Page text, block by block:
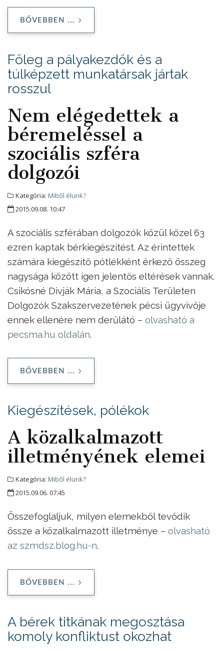
BŐVEBBEN ...
Főleg a pályakezdők és a
túlképzett munkatársak jártak
rosszul
Nem elégedettek a
béremeléssel a
szociális szféra
dolgozói
Kategória: Miből élünk?
2015.09.08. 10:47
A szociális szférában dolgozók közül közel 63
ezren kaptak bérkiegészítést. Az érintettek
számára kiegészítő pótlékként érkező összeg
nagysága között igen jelentős eltérések vannak.
Csikósné Divják Mária, a Szociális Területen
Dolgozók Szakszervezetének pécsi ügyvivője
ennek ellenére nem derűlátó – olvasható a
pecsma.hu oldalán.
BŐVEBBEN ...
Kiegészítések, pólékok
A közalkalmazott
illetményének elemei
Kategória: Miből élünk?
2015.09.06. 07:45
Összefoglaljuk, milyen elemekből tevődik
össze a közalkalmazott illetménye – olvasható
az szmdsz.blog.hu-n.
BŐVEBBEN ...
A bérek titkának megosztása
komoly konfliktust okozhat